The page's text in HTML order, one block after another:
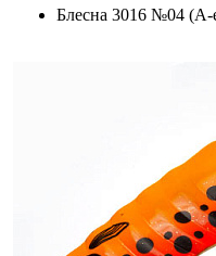
Блесна 3016 №04 (А-